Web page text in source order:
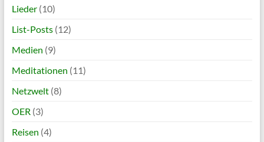
Lieder(10)
List-Posts(12)
Medien (9)
Meditationen (11)
Netzwelt(8)
OER (3)
Reisen (4)